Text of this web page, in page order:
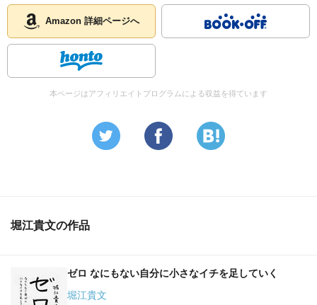
Amazon 詳細ページへ
本ページはアフィリエイトプログラムによる収益を得ています
堀江貴文の作品
ゼロ なにもない自分に小さなイチを足していく
堀江貴文